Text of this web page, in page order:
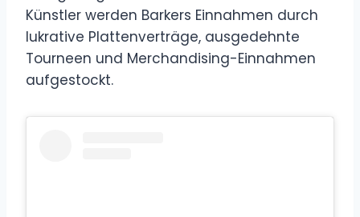
Künstler werden Barkers Einnahmen durch
lukrative Plattenverträge, ausgedehnte
Tourneen und Merchandising-Einnahmen
aufgestockt.